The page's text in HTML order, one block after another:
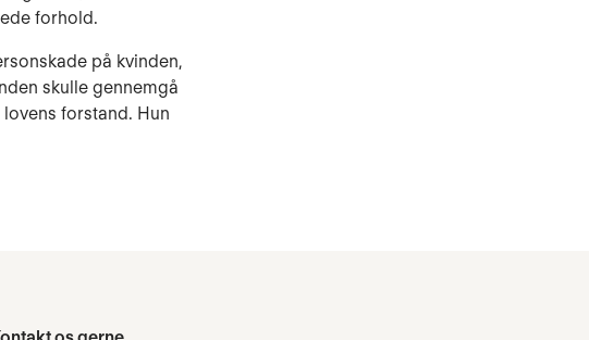
forhold.
på kvinden,
skulle gennemgå
forstand. Hun